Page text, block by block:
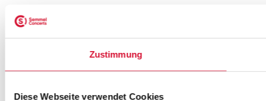
Zustimmung
Diese Webseite verwendet Cookies